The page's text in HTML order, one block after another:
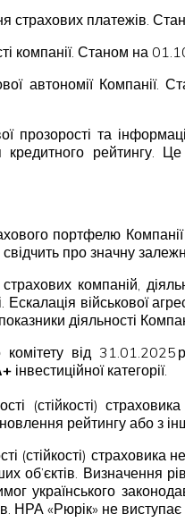
страхових платежів.
компанії. Станом на
автономії
прозорості та
рейтингу.
портфелю
про значну
компаній,
Ескалація військової
діяльності
комітету від
інвестиційної категорії.
(стійкості)
рейтингу або з
(стійкості)
об’єктів. Визначення
українського
НРА «Рюрік» не